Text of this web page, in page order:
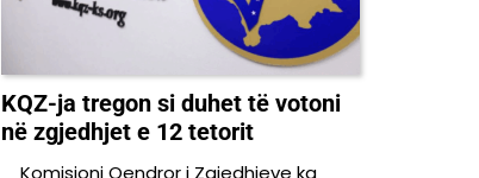
KQZ-ja tregon si duhet të votoni
në zgjedhjet e 12 tetorit
Komisioni Qendror i Zgjedhjeve ka